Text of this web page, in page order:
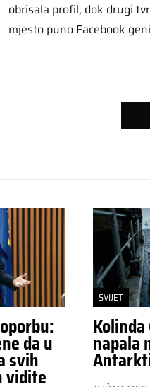
obrisala profil, dok drugi
mjesto puno Facebook
da u
svih
vidite
SVIJET
napala